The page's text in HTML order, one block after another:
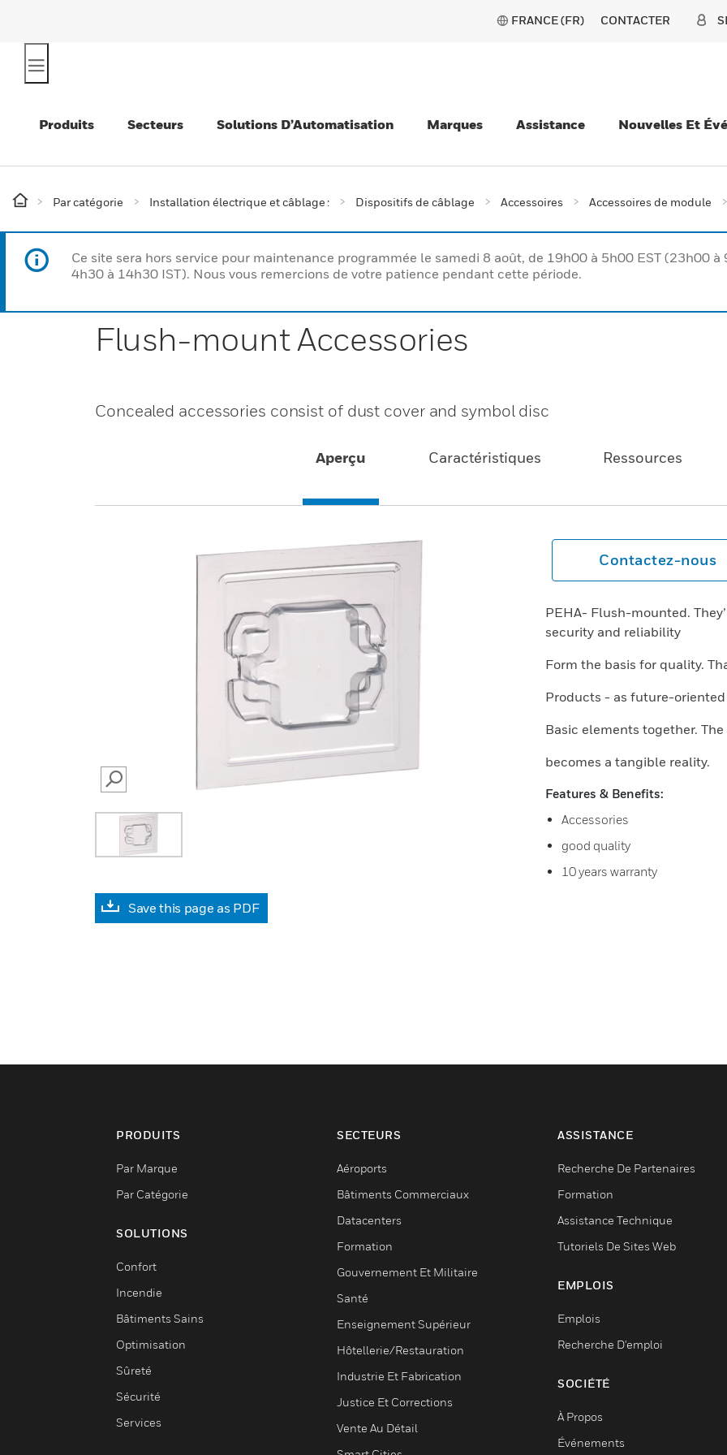
FRANCE (FR) CONTACTER
Produits Secteurs Solutions D’Automatisation Marques Assistance Nouvelles Et
Par catégorie Installation électrique et câblage : Dispositifs de câblage Accessoires Accessoires de module
Ce site sera hors service pour maintenance programmée le samedi 8 août, de 19h00 à 5h00 EST (23h00
4h30 à 14h30 IST). Nous vous remercions de votre patience pendant cette période.
Flush-mount Accessories
Concealed accessories consist of dust cover and symbol disc
Aperçu Caractéristiques Ressources
SEARCH
Save this page as PDF
Contactez-nous
PEHA- Flush-mounted.
security and reliability
Form the basis for quality.
Products - as future-
Basic elements together.
becomes a tangible reality.
Features & Benefits:
Accessories
good quality
10 years warranty
PRODUITS
Par Marque
Par Catégorie
SOLUTIONS
Confort
Incendie
Bâtiments Sains
Optimisation
Sûreté
Sécurité
Services
SECTEURS
Aéroports
Bâtiments Commerciaux
Datacenters
Formation
Gouvernement Et Militaire
Santé
Enseignement Supérieur
Hôtellerie/Restauration
Industrie Et Fabrication
Justice Et Corrections
Vente Au Détail
ASSISTANCE
Recherche De Partenaires
Formation
Assistance Technique
Tutoriels De Sites Web
EMPLOIS
Emplois
Recherche D'emploi
SOCIÉTÉ
À Propos
Événements